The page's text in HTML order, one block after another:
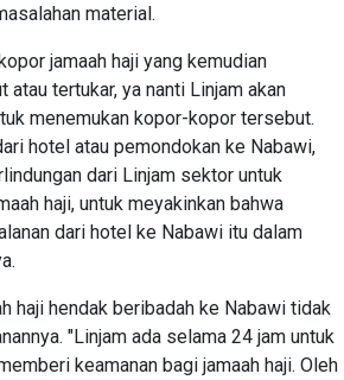
material.
jamaah haji yang kemudian
atau tertukar, ya nanti Linjam akan
menemukan kopor-kopor tersebut.
hotel atau pemondokan ke Nabawi,
dari Linjam sektor untuk
haji, untuk meyakinkan bahwa
dari hotel ke Nabawi itu dalam
haji hendak beribadah ke Nabawi tidak
"Linjam ada selama 24 jam untuk
keamanan bagi jamaah haji. Oleh